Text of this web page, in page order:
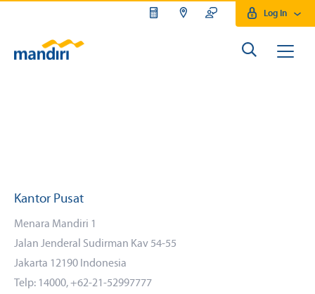
Log In
Kantor Pusat
Menara Mandiri 1
Jalan Jenderal Sudirman Kav 54-55
Jakarta 12190 Indonesia
Telp: 14000, +62-21-52997777